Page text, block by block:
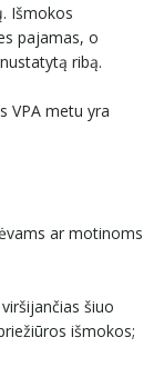
Išmokos
pajamas, o
ribą.
VPA metu yra
ar motinoms
šiuo
išmokos;